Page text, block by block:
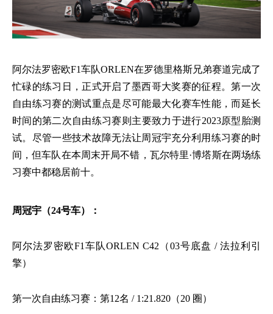
阿尔法罗密欧F1车队ORLEN在罗德里格斯兄弟赛道完成了
忙碌的练习日，正式开启了墨西哥大奖赛的征程。第一次
自由练习赛的测试重点是尽可能最大化赛车性能，而延长
时间的第二次自由练习赛则主要致力于进行2023原型胎测
试。尽管一些技术故障无法让周冠宇充分利用练习赛的时
间，但车队在本周末开局不错，瓦尔特里·博塔斯在两场练
习赛中都稳居前十。
周冠宇（24号车）：
阿尔法罗密欧F1车队ORLEN C42（03号底盘 / 法拉利引
擎）
第一次自由练习赛：第12名 / 1:21.820（20 圈）